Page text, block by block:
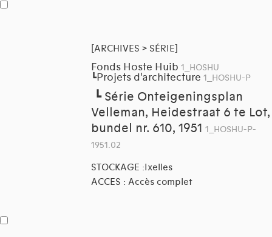
[ARCHIVES > SÉRIE]
Fonds Hoste Huib 1_HOSHU
┗Projets d'architecture 1_HOSHU-P
┗ Série Onteigeningsplan
Velleman, Heidestraat 6 te Lot,
bundel nr. 610, 1951 1_HOSHU-P-
1951.02
STOCKAGE :Ixelles
ACCES : Accès complet